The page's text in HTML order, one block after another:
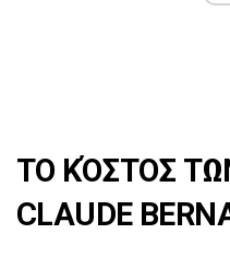
ΤΟ ΚΌΣΤΟΣ
CLAUDE